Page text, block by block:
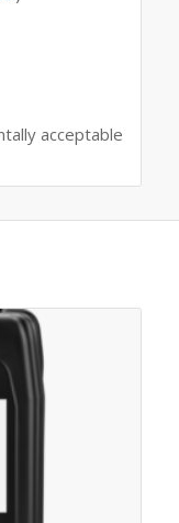
acceptable